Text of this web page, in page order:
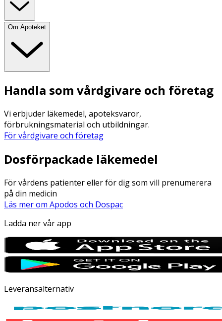
Om Apoteket
Handla som vårdgivare och företag
Vi erbjuder läkemedel, apoteksvaror,
förbrukningsmaterial och utbildningar.
För vårdgivare och företag
Dosförpackade läkemedel
För vårdens patienter eller för dig som vill prenumerera
på din medicin
Läs mer om Apodos och Dospac
Ladda ner vår app
Leveransalternativ